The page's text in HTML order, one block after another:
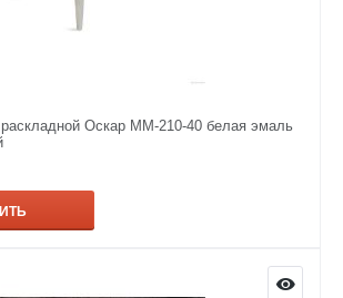
Оскар ММ-210-40 белая эмаль